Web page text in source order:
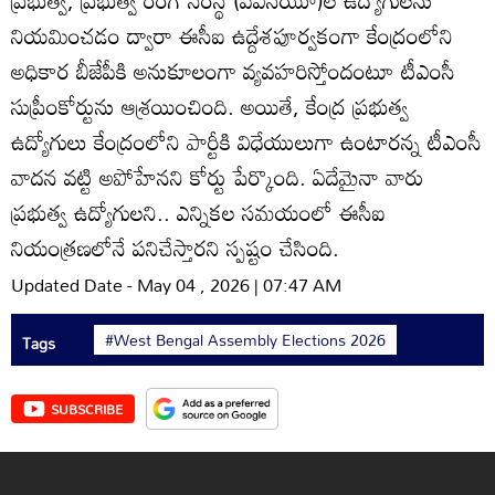
నియమించడం ద్వారా ఈసీఐ ఉద్దేశపూర్వకంగా కేంద్రంలోని
అధికార బీజేపీకి అనుకూలంగా వ్యవహరిస్తోందంటూ టీఎంసీ
సుప్రీంకోర్టును ఆశ్రయించింది. అయితే, కేంద్ర ప్రభుత్వ
ఉద్యోగులు కేంద్రంలోని పార్టీకి విధేయులుగా ఉంటారన్న టీఎంసీ
వాదన వట్టి అపోహేనని కోర్టు పేర్కొంది. ఏదేమైనా వారు
ప్రభుత్వ ఉద్యోగులని.. ఎన్నికల సమయంలో ఈసీఐ
నియంత్రణలోనే పనిచేస్తారని స్పష్టం చేసింది.
Updated Date - May 04 , 2026 | 07:47 AM
Tags #West Bengal Assembly Elections 2026
SUBSCRIBE